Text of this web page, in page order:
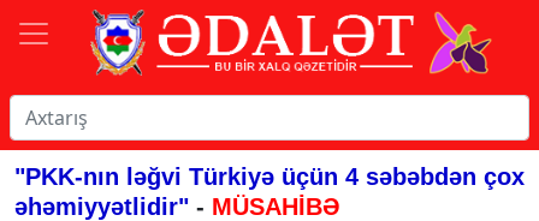
"PKK-nın ləğvi Türkiyə üçün 4 səbəbdən çox
əhəmiyyətlidir" - MÜSAHİBƏ